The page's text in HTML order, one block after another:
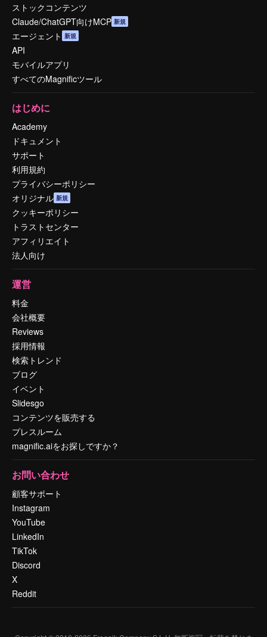
ストックコンテンツ
Claude/ChatGPT向けMCP 新規
エージェント 新規
API
モバイルアプリ
すべてのMagnificツール
はじめに
Academy
ドキュメント
サポート
利用規約
プライバシーポリシー
オリジナル 新規
クッキーポリシー
トラストセンター
アフィリエイト
法人向け
運営
料金
会社概要
Reviews
採用情報
検索トレンド
ブログ
イベント
Slidesgo
コンテンツを販売する
プレスルーム
magnific.aiをお探しですか？
お問い合わせ
顧客サポート
Instagram
YouTube
LinkedIn
TikTok
Discord
X
Reddit